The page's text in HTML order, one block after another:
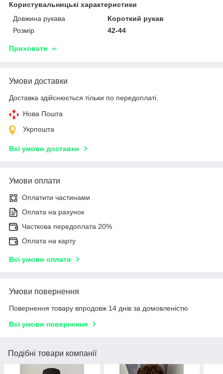
Користувальницькі характеристики
Довжина рукава
Короткий рукав
Розмір
42-44
Приховати
Умови доставки
Доставка здійснюється тільки по передоплаті.
Нова Пошта
Укрпошта
Всі умови доставки
Умови оплати
Оплатити частинами
Оплата на рахунок
Часткова передоплата 20%
Оплата на карту
Всі умови оплати
Умови повернення
Повернення товару впродовж 14 днів за домовленістю
Всі умови повернення
Подібні товари компанії